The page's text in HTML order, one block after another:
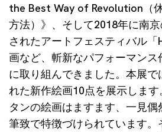
the Best Way of Revolution（
方法）》、そして2018年に南
されたアートフェスティバル「
画など、斬新なパフォーマン
に取り組んできました。本展で
れた新作絵画10点を展示します
タンの絵画はますます、一見
筆致で特徴づけられています